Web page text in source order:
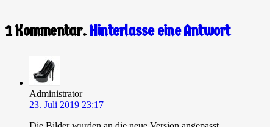
1Kommentar.Hinterlasse eine Antwort
Administrator
23. Juli 2019 23:17